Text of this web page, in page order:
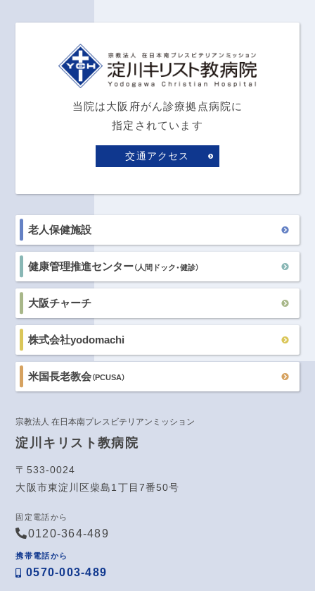
当院は大阪府がん診療拠点病院に
指定されています
交通アクセス
老人保健施設
健康管理推進センター（人間ドック・健診）
大阪チャーチ
株式会社yodomachi
米国長老教会（PCUSA）
宗教法人 在日本南プレスビテリアンミッション
淀川キリスト教病院
〒533-0024
大阪市東淀川区柴島1丁目7番50号
固定電話から
0120-364-489
携帯電話から
0570-003-489